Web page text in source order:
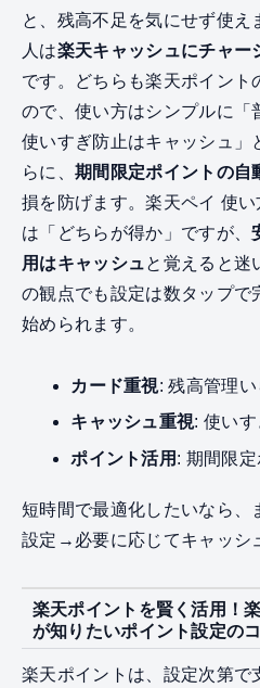
と、残高不足を気にせず使え
人は楽天キャッシュにチャー
です。どちらも楽天ポイント
ので、使い方はシンプルに「
使いすぎ防止はキャッシュ」
らに、 期間限定ポイントの自
損を防げます。楽天ペイ 使
は「どちらが得か」ですが、
用はキャッシュと覚えると迷
の観点でも設定は数タップで
始められます。
カード重視: 残高管理
キャッシュ重視: 使い
ポイント活用 : 期間限
短時間で最適化したいなら
設定→必要に応じてキャッシ
楽天ポイントを賢く活用！
が知りたいポイント設定の
楽天ポイントは、設定次第で